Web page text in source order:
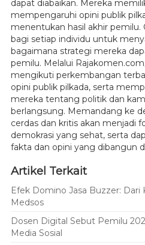
dapat diabaikan. Mereka
mempengaruhi opini publik
menentukan hasil akhir
bagi setiap individu untuk
bagaimana strategi mereka
pemilu. Melalui
mengikuti perkembangan
opini publik pilkada, serta
mereka tentang politik dan
berlangsung. Memandang ke
cerdas dan kritis akan menjadi
demokrasi yang sehat, serta
fakta dan opini yang dibangun
Artikel Terkait
Efek Domino Jasa Buzzer:
Medsos
Dosen Digital Sebut Pemilu
Media Sosial